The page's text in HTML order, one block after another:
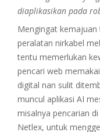
diaplikasikan pada
Mengingat
peralatan nirkabel
tentu memerlukan
pencari web
digital nan sulit
muncul aplikasi AI
misalnya pencarian
Netlex, untuk